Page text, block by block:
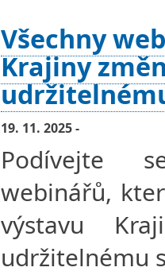
Všechny
Krajiny
19. 11. 2025 -
Podívejte
webinářů,
výstavu
udržitelnému